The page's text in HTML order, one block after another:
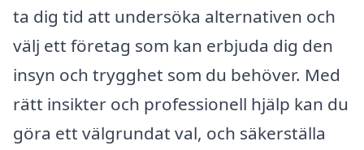
ta dig tid att undersöka alternativen och
välj ett företag som kan erbjuda dig den
insyn och trygghet som du behöver. Med
rätt insikter och professionell hjälp kan du
göra ett välgrundat val, och säkerställa